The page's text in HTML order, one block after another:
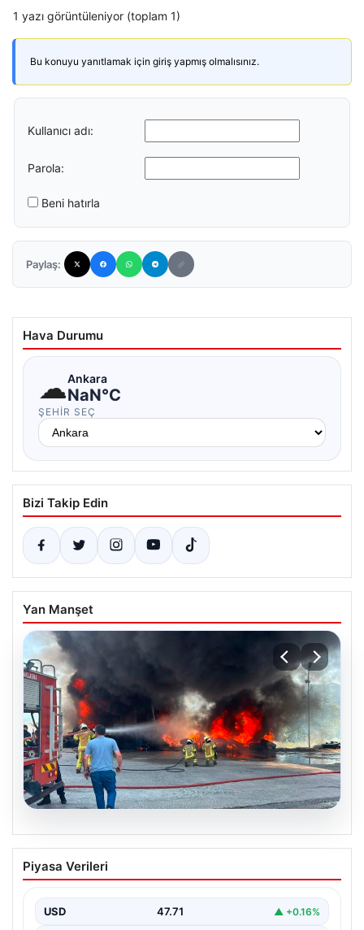
1 yazı görüntüleniyor (toplam 1)
Bu konuyu yanıtlamak için giriş yapmış olmalısınız.
Kullanıcı adı:
Parola:
Beni hatırla
Paylaş:
Hava Durumu
☁Ankara
NaN°C
ŞEHIR SEÇ
Bizi Takip Edin
Yan Manşet
06.08.2026
Dumanlar ilçeyi kapladı: Bursa’da
tamirhanede yangın
Piyasa Verileri
USD 47.71 ▲ +0.16%